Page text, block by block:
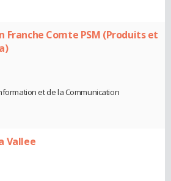
Franche Comte PSM (Produits et
et de la Communication
Vallee